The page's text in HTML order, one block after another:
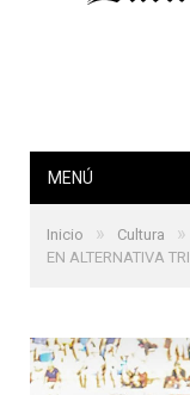
MENÚ
Inicio » Cultura »
EN ALTERNATIVA